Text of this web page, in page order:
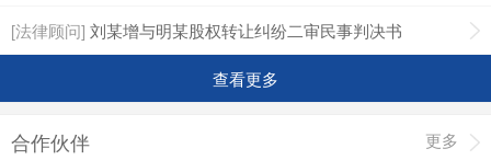
[法律顾问] 刘某增与明某股权转让纠纷二审民事判决书
查看更多
合作伙伴 更多